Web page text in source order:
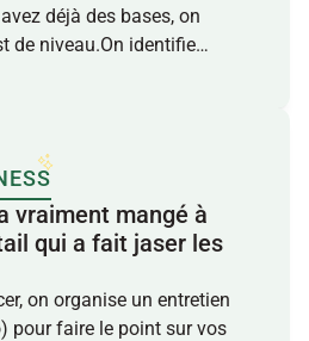
déjà des bases, on
de niveau.On identifie
définit ensemble un plan
et le rythme de travail qui
cours individuel s’inscrit
avec un suivi
vraiment mangé à
qui a fait jaser les
on organise un entretien
pour faire le point sur vos